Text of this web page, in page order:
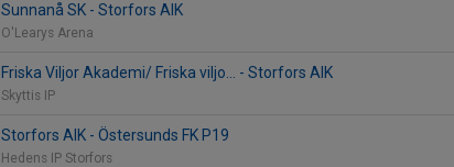
Sunnanå SK - Storfors AIK
O'Learys Arena
Friska Viljor Akademi/ Friska viljo... - Storfors AIK
Skyttis IP
Storfors AIK - Östersunds FK P19
Hedens IP Storfors